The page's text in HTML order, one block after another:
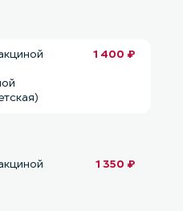
1 400 ₽
1 350 ₽